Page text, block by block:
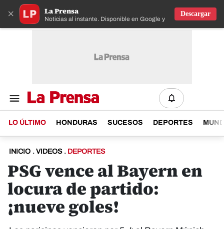
× La Prensa
Noticias al instante. Disponible en Google y IOS
Descargar
LO ÚLTIMO HONDURAS SUCESOS DEPORTES
INICIO . VIDEOS . DEPORTES
PSG vence al Bayern en
locura de partido:
¡nueve goles!